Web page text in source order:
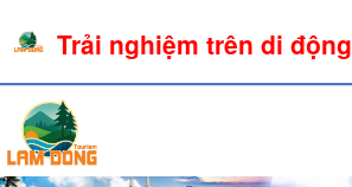
Trải nghiệm trên di động